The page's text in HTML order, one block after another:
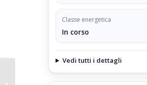
Classe energetica
In corso
Vedi tutti i dettagli
Affitto Appartamento
Monolocale Val di Luce